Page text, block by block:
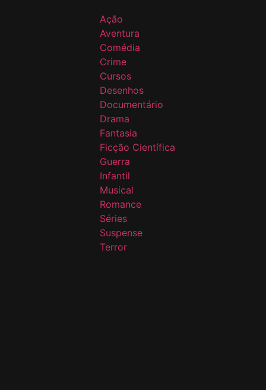
Ação
Aventura
Comédia
Crime
Cursos
Desenhos
Documentário
Drama
Fantasia
Ficção Científica
Guerra
Infantil
Musical
Romance
Séries
Suspense
Terror